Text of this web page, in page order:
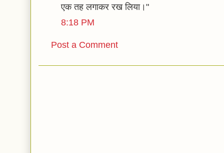
एक तह लगाकर रख लिया।"
8:18 PM
Post a Comment